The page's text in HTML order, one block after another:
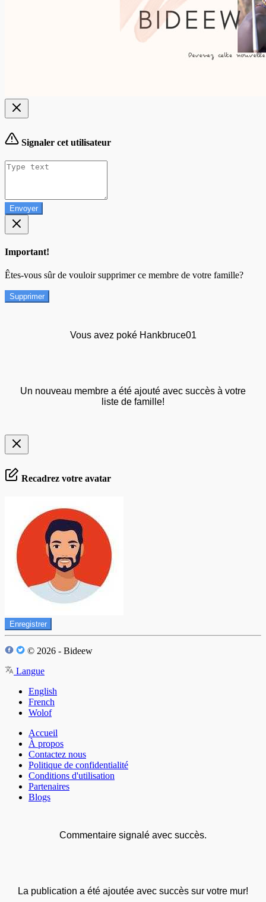
Signaler cet utilisateur
Envoyer
Important!
Êtes-vous sûr de vouloir supprimer ce membre de votre famille?
Supprimer
Vous avez poké Hankbruce01
Un nouveau membre a été ajouté avec succès à votre
liste de famille!
Recadrez votre avatar
Enregistrer
© 2026 - Bideew
Langue
English
French
Wolof
Accueil
À propos
Contactez nous
Politique de confidentialité
Conditions d'utilisation
Partenaires
Blogs
Commentaire signalé avec succès.
La publication a été ajoutée avec succès sur votre mur!